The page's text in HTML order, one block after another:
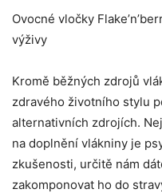
Ovocné vločky
výživy
Kromě běžných zdrojů
zdravého životního stylu
alternativních zdrojích.
na doplnění vlákniny je
zkušenosti, určitě nám
zakomponovat ho do